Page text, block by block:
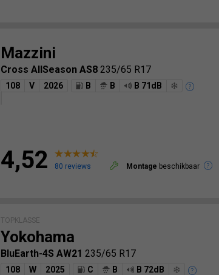
Mazzini
Cross AllSeason AS8 235/65 R17
108 V 2026 B B B 71dB
4,52 80 reviews Montage beschikbaar
TOPKLASSE
Yokohama
BluEarth-4S AW21 235/65 R17
108 W 2025 C B
B 72dB